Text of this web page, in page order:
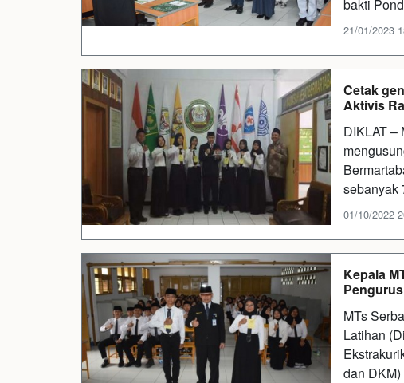
bakti
21/01/2023
Cetak
Aktivis
DIKLAT –
sebanyak
01/10/2022
Kepala
MTs
Latihan
dan DKM)